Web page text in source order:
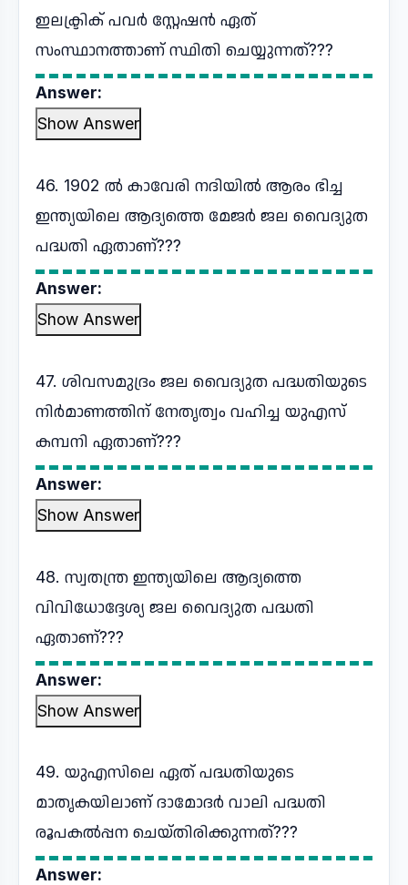
ഇലക്ട്രിക് പവർ സ്റ്റേഷൻ ഏത്
സംസ്ഥാനത്താണ് സ്ഥിതി ചെയ്യുന്നത്???
Answer:
Show Answer
46. 1902 ൽ കാവേരി നദിയിൽ ആരം ഭിച്ച
ഇന്ത്യയിലെ ആദ്യത്തെ മേജർ ജല വൈദ്യുത
പദ്ധതി ഏതാണ്???
Answer:
Show Answer
47. ശിവസമുദ്രം ജല വൈദ്യുത പദ്ധതിയുടെ
നിർമാണത്തിന് നേതൃത്വം വഹിച്ച യുഎസ്
കമ്പനി ഏതാണ്???
Answer:
Show Answer
48. സ്വതന്ത്ര ഇന്ത്യയിലെ ആദ്യത്തെ
വിവിധോദ്ദേശ്യ ജല വൈദ്യുത പദ്ധതി
ഏതാണ്???
Answer:
Show Answer
49. യുഎസിലെ ഏത് പദ്ധതിയുടെ
മാതൃകയിലാണ് ദാമോദർ വാലി പദ്ധതി
രൂപകൽപ്പന ചെയ്തിരിക്കുന്നത്???
Answer: